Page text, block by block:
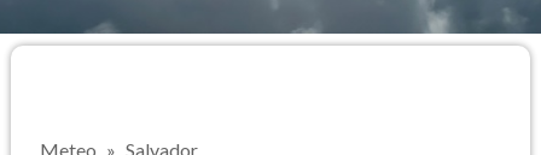
Meteo Salvador